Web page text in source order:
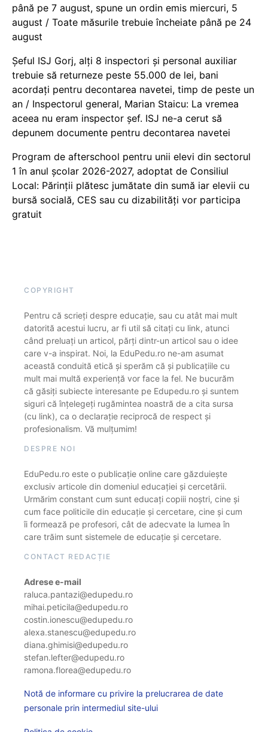
până pe 7 august, spune un ordin emis miercuri, 5
august / Toate măsurile trebuie încheiate până pe 24
august
Șeful ISJ Gorj, alți 8 inspectori și personal auxiliar
trebuie să returneze peste 55.000 de lei, bani
acordați pentru decontarea navetei, timp de peste un
an / Inspectorul general, Marian Staicu: La vremea
aceea nu eram inspector șef. ISJ ne-a cerut să
depunem documente pentru decontarea navetei
Program de afterschool pentru unii elevi din sectorul
1 în anul școlar 2026-2027, adoptat de Consiliul
Local: Părinții plătesc jumătate din sumă iar elevii cu
bursă socială, CES sau cu dizabilităţi vor participa
gratuit
COPYRIGHT
Pentru că scrieți despre educație, sau cu atât mai mult
datorită acestui lucru, ar fi util să citați cu link, atunci
când preluați un articol, părți dintr-un articol sau o idee
care v-a inspirat. Noi, la EduPedu.ro ne-am asumat
această conduită etică și sperăm că și publicațiile cu
mult mai multă experiență vor face la fel. Ne bucurăm
că găsiți subiecte interesante pe Edupedu.ro și suntem
siguri că înțelegeți rugămintea noastră de a cita sursa
(cu link), ca o declarație reciprocă de respect și
profesionalism. Vă mulțumim!
DESPRE NOI
EduPedu.ro este o publicație online care găzduiește
exclusiv articole din domeniul educației și cercetării.
Urmărim constant cum sunt educați copiii noștri, cine și
cum face politicile din educație și cercetare, cine și cum
îi formează pe profesori, cât de adecvate la lumea în
care trăim sunt sistemele de educație și cercetare.
CONTACT REDACȚIE
Adrese e-mail
raluca.pantazi@edupedu.ro
mihai.peticila@edupedu.ro
costin.ionescu@edupedu.ro
alexa.stanescu@edupedu.ro
diana.ghimisi@edupedu.ro
stefan.lefter@edupedu.ro
ramona.florea@edupedu.ro
Notă de informare cu privire la prelucrarea de date
personale prin intermediul site-ului